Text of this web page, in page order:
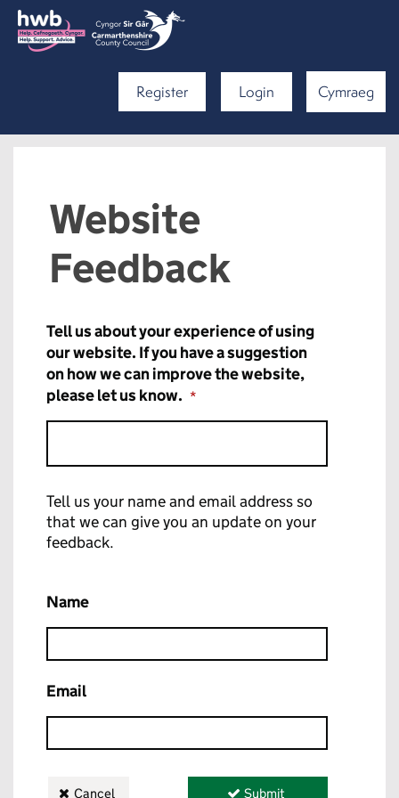
Register Login Cymraeg